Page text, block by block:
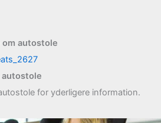
om autostole
for yderligere information.